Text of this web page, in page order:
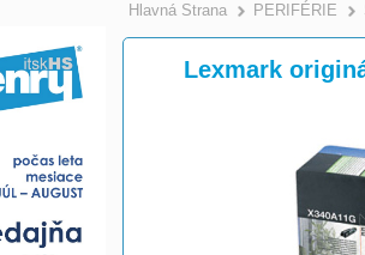
Hlavná Strana PERIFÉRIE
Lexmark